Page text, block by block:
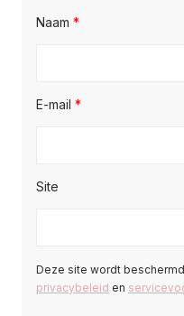
Naam *
E-mail *
Site
Deze site wordt
privacybeleid en